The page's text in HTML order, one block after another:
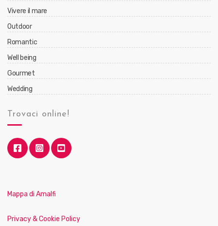
Vivere il mare
Outdoor
Romantic
Well being
Gourmet
Wedding
Trovaci online!
Mappa di Amalfi
Privacy & Cookie Policy